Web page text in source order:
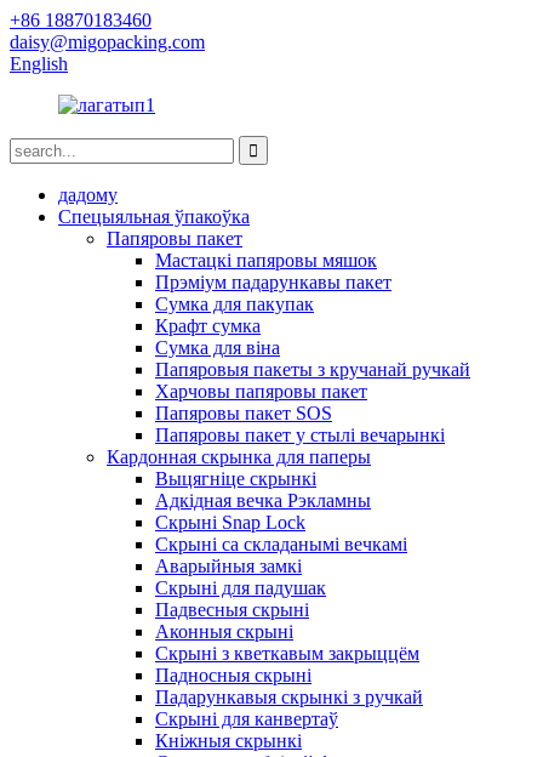
+86 18870183460
daisy@migopacking.com
English
дадому
Спецыяльная ўпакоўка
Папяровы пакет
Мастацкі папяровы мяшок
Прэміум падарункавы пакет
Сумка для пакупак
Крафт сумка
Сумка для віна
Папяровыя пакеты з кручанай ручкай
Харчовы папяровы пакет
Папяровы пакет SOS
Папяровы пакет у стылі вечарынкі
Кардонная скрынка для паперы
Выцягніце скрынкі
Адкідная вечка Рэкламны
Скрыні Snap Lock
Скрыні са складанымі вечкамі
Аварыйныя замкі
Скрыні для падушак
Падвесныя скрыні
Аконныя скрыні
Скрыні з кветкавым закрыццём
Падносныя скрыні
Падарункавыя скрынкі з ручкай
Скрыні для канвертаў
Кніжныя скрынкі